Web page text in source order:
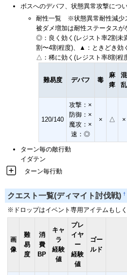
ボスへのデバフ、状態異常攻撃につ
耐性一覧 ※状態異常耐性減少
被ダメ増加は耐性ステータスが
◎：良く効く(レジスト率2割未
割〜4割程度)、▲：ときどき効
△：稀に効く(レジスト率8割程
難易度 デバフ 毒
麻
痺
混
乱
120/140
攻撃：×
防御：×
魔攻：×
速：◎
× △ ×
ターン毎の敵行動
イダテン
ターン毎行動
クエスト一覧(ディマイト討伐戦) †
※ドロップはイベント専用アイテムもし
画
像
難
易
度
消
費
BP
キャ
ラ
経験
値
プレ
イヤ
ー
経験
値
ゴー
ルド